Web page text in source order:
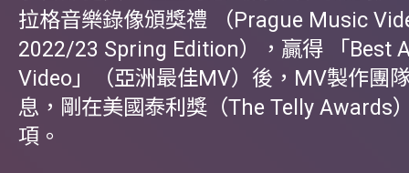
拉格音樂錄像頒獎禮 （Prague Music
2022/23 Spring Edition），贏得 「Best
Video」（亞洲最佳MV）後，MV製作團
息，剛在美國泰利獎（The Telly Awards
項。